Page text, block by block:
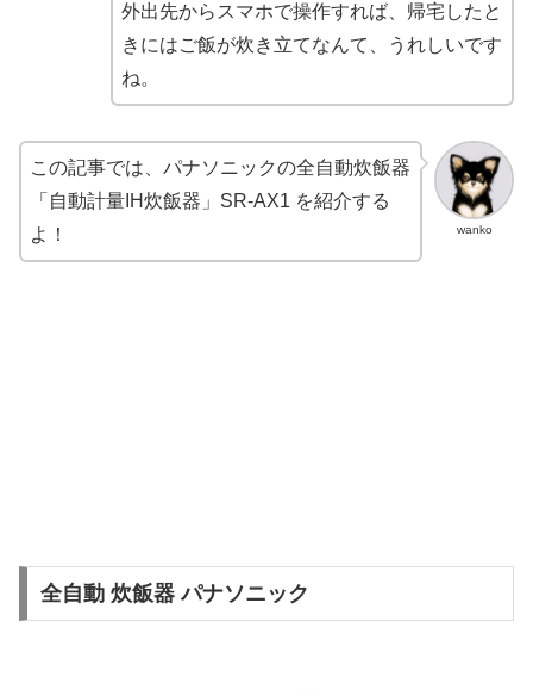
外出先からスマホで操作すれば、帰宅したと
きにはご飯が炊き立てなんて、うれしいです
ね。
wanko
この記事では、パナソニックの全自動炊飯器
「自動計量IH炊飯器」SR-AX1 を紹介する
よ！
全自動 炊飯器 パナソニック